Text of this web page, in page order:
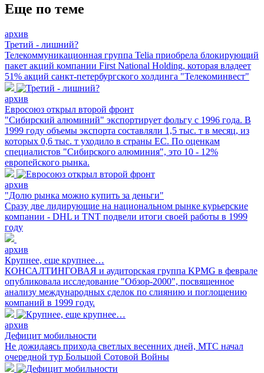
Еще по теме
архив
Третий - лишний?
Телекоммуникационная группа Telia приобрела блокирующий
пакет акций компании First National Holding, которая владеет
51% акций санкт-петербургского холдинга "Телекоминвест"
архив
Евросоюз открыл второй фронт
"Сибирский алюминий" экспортирует фольгу с 1996 года. В
1999 году объемы экспорта составляли 1,5 тыс. т в месяц, из
которых 0,6 тыс. т уходило в страны ЕС. По оценкам
специалистов "Сибирского алюминия", это 10 - 12%
европейского рынка.
архив
"Долю рынка можно купить за деньги"
Сразу две лидирующие на национальном рынке курьерские
компании - DHL и TNT подвели итоги своей работы в 1999
году
архив
Крупнее, еще крупнее…
КОНСАЛТИНГОВАЯ и аудиторская группа KPMG в феврале
опубликовала исследование "Обзор-2000", посвященное
анализу международных сделок по слиянию и поглощению
компаний в 1999 году.
архив
Дефицит мобильности
Не дожидаясь прихода светлых весенних дней, МТС начал
очередной тур Большой Сотовой Войны